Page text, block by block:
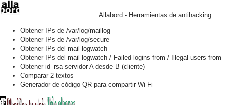
Allabord - Herramientas de antihacking
Obtener IPs de /var/log/maillog
Obtener IPs de /var/log/secure
Obtener IPs del mail logwatch
Obtener IPs del mail logwatch / Failed logins from / Illegal users from
Obtener id_rsa servidor A desde B (cliente)
Comparar 2 textos
Generador de código QR para compartir Wi-Fi